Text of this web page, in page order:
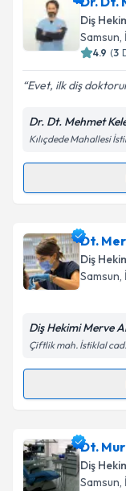
Size bu
Kişisel
Metni'ni
Diş
Samsun,
4.9 (3
Evet, ilk diş
Dr. Dt. Mehmet
Kılıçdede Mahallesi
Randevu
Dr. Dt.
oluşturun.
takvim
Kişisel
Metni'ni
Dt.
Diş
Samsun,
Diş Hekimi Merve
Çiftlik mah. İstiklal
Randevu
Dt. Merve
oluşturun.
takvim
Dt.
Diş
Samsun,